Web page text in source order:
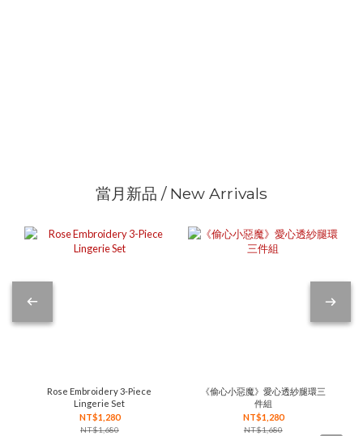
當月新品 / New Arrivals
Rose Embroidery 3-Piece
Lingerie Set
NT$1,280
NT$1,680
《偷心小惡魔》愛心透紗腿環三
件組
NT$1,280
NT$1,680